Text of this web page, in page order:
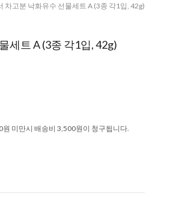
차고분 낙화유수 선물세트 A (3종 각1입, 42g)
세트 A (3종 각1입, 42g)
미만시 배송비 3,500원이 청구됩니다.